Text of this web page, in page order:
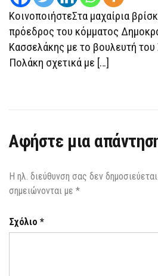
ΚοινοποιήστεΣτα μαχαίρια
πρόεδρος του κόμματος
Κασσελάκης με το βουλευτή του
Πολάκη σχετικά με […]
Αφήστε μια
Η ηλ. διεύθυνση σας δεν δημοσιεύεται.
σημειώνονται με *
Σχόλιο *